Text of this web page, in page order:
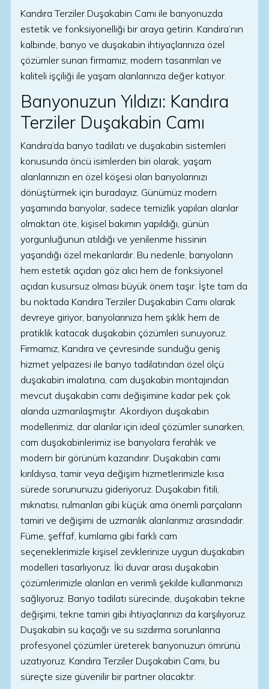
Kandıra Terziler Duşakabin Camı ile banyonuzda
estetik ve fonksiyonelliği bir araya getirin. Kandıra’nın
kalbinde, banyo ve duşakabin ihtiyaçlarınıza özel
çözümler sunan firmamız, modern tasarımları ve
kaliteli işçiliği ile yaşam alanlarınıza değer katıyor.
Banyonuzun Yıldızı: Kandıra
Terziler Duşakabin Camı
Kandıra’da banyo tadilatı ve duşakabin sistemleri
konusunda öncü isimlerden biri olarak, yaşam
alanlarınızın en özel köşesi olan banyolarınızı
dönüştürmek için buradayız. Günümüz modern
yaşamında banyolar, sadece temizlik yapılan alanlar
olmaktan öte, kişisel bakımın yapıldığı, günün
yorgunluğunun atıldığı ve yenilenme hissinin
yaşandığı özel mekanlardır. Bu nedenle, banyoların
hem estetik açıdan göz alıcı hem de fonksiyonel
açıdan kusursuz olması büyük önem taşır. İşte tam da
bu noktada Kandıra Terziler Duşakabin Camı olarak
devreye giriyor, banyolarınıza hem şıklık hem de
pratiklik katacak duşakabin çözümleri sunuyoruz.
Firmamız, Kandıra ve çevresinde sunduğu geniş
hizmet yelpazesi ile banyo tadilatından özel ölçü
duşakabin imalatına, cam duşakabin montajından
mevcut duşakabin camı değişimine kadar pek çok
alanda uzmanlaşmıştır. Akordiyon duşakabin
modellerimiz, dar alanlar için ideal çözümler sunarken,
cam duşakabinlerimiz ise banyolara ferahlık ve
modern bir görünüm kazandırır. Duşakabin camı
kırıldıysa, tamir veya değişim hizmetlerimizle kısa
sürede sorununuzu gideriyoruz. Duşakabin fitili,
mıknatısı, rulmanları gibi küçük ama önemli parçaların
tamiri ve değişimi de uzmanlık alanlarımız arasındadır.
Füme, şeffaf, kumlama gibi farklı cam
seçeneklerimizle kişisel zevklerinize uygun duşakabin
modelleri tasarlıyoruz. İki duvar arası duşakabin
çözümlerimizle alanları en verimli şekilde kullanmanızı
sağlıyoruz. Banyo tadilatı sürecinde, duşakabin tekne
değişimi, tekne tamiri gibi ihtiyaçlarınızı da karşılıyoruz.
Duşakabin su kaçağı ve su sızdırma sorunlarına
profesyonel çözümler üreterek banyonuzun ömrünü
uzatıyoruz. Kandıra Terziler Duşakabin Camı, bu
süreçte size güvenilir bir partner olacaktır.